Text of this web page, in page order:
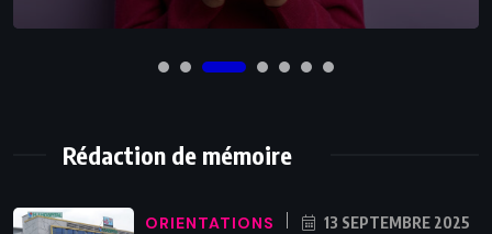
Rédaction de mémoire
ORIENTATIONS 13 SEPTEMBRE 2025